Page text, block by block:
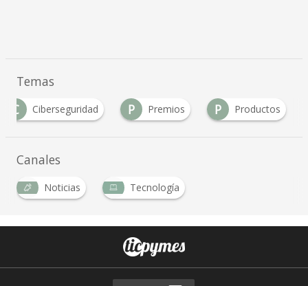
Temas
C
Ciberseguridad P Premios P
Productos
Canales
Noticias
Tecnología